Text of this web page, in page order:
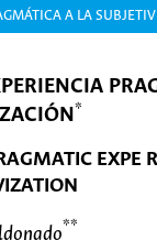
A LA